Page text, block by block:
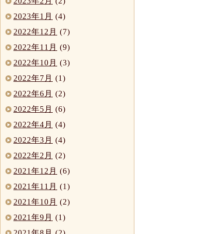
2023年1月 (4)
2022年12月 (7)
2022年11月 (9)
2022年10月 (3)
2022年7月 (1)
2022年6月 (2)
2022年5月 (6)
2022年4月 (4)
2022年3月 (4)
2022年2月 (2)
2021年12月 (6)
2021年11月 (1)
2021年10月 (2)
2021年9月 (1)